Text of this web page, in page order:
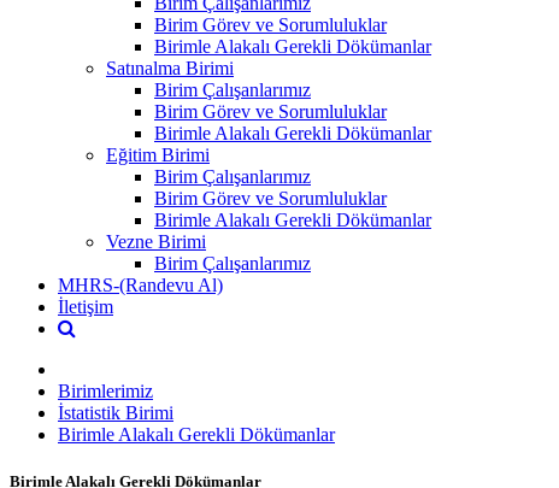
Birim Görev ve Sorumluluklar
Birimle Alakalı Gerekli Dökümanlar
Satınalma Birimi
Birim Çalışanlarımız
Birim Görev ve Sorumluluklar
Birimle Alakalı Gerekli Dökümanlar
Eğitim Birimi
Birim Çalışanlarımız
Birim Görev ve Sorumluluklar
Birimle Alakalı Gerekli Dökümanlar
Vezne Birimi
Birim Çalışanlarımız
MHRS-(Randevu Al)
İletişim
Birimlerimiz
İstatistik Birimi
Birimle Alakalı Gerekli Dökümanlar
Birimle Alakalı Gerekli Dökümanlar